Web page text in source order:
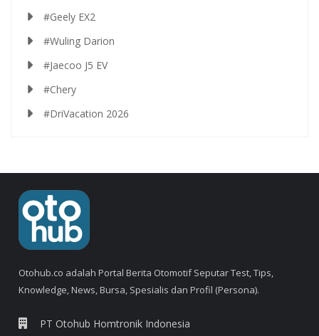
#Geely EX2
#Wuling Darion
#Jaecoo J5 EV
#Chery
#DriVacation 2026
Otohub.co adalah Portal Berita Otomotif Seputar Test, Tips,
Knowledge, News, Bursa, Spesialis dan Profil (Persona).
PT Otohub Homtronik Indonesia